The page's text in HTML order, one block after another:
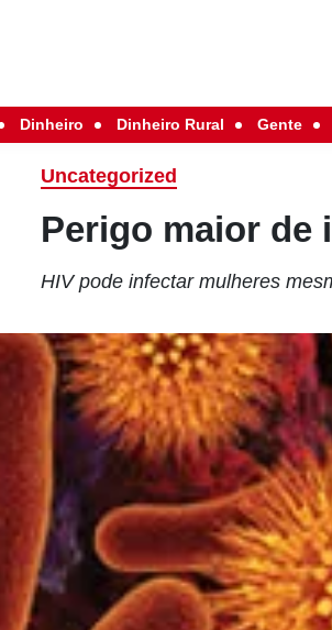
Dinheiro Dinheiro Rural Gente
Uncategorized
Perigo maior de
HIV pode infectar mulheres